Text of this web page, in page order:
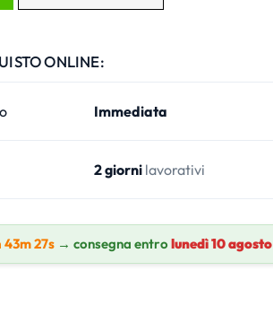
ONLINE:
Immediata
2 giornilavorativi
43m 26s → consegna entrolunedì 10 agosto